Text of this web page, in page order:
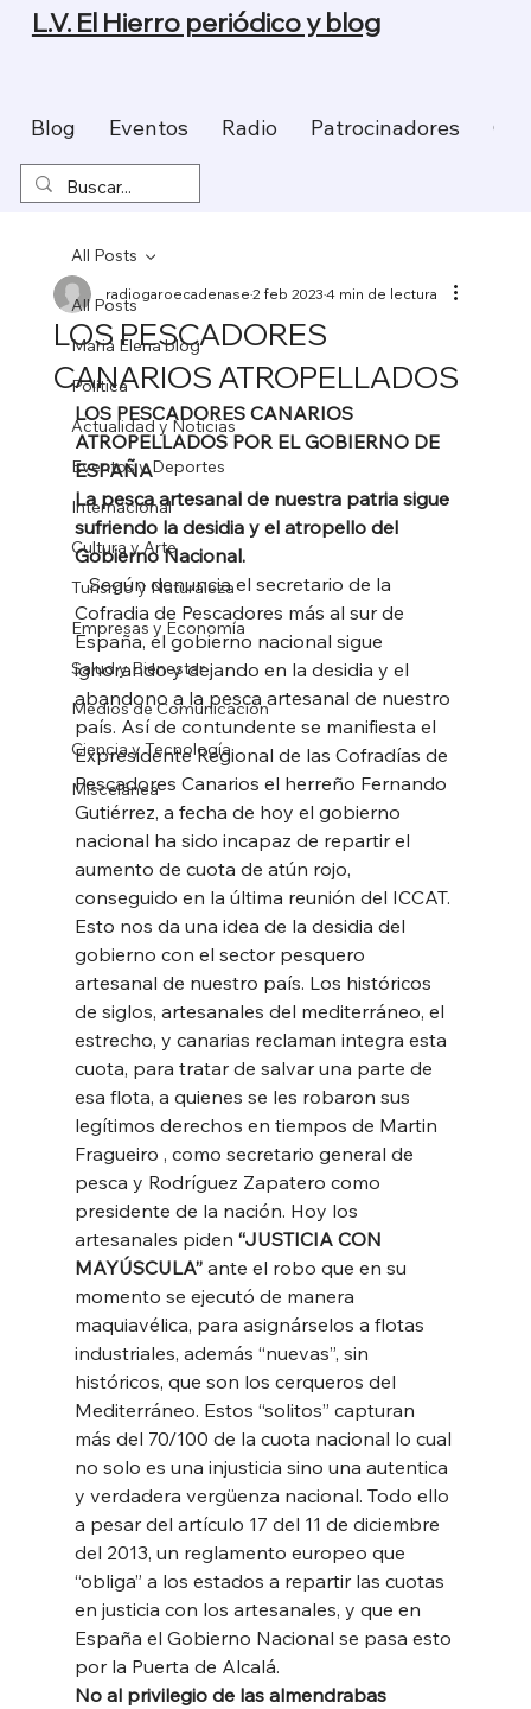
Blog Eventos Radio Patrocinadores
L.V. El Hierro periódico y blog
All Posts
Maria Elena blog
Política
Actualidad y Noticias
Eventos y Deportes
Internacional
Cultura y Arte
Turismo y Naturaleza
Empresas y Economía
Salud y Bienestar
Medios de Comunicación
Ciencia y Tecnología
Miscelánea
All Posts
LOS PESCADORES
CANARIOS ATROPELLADOS
radiogaroecadenase2 feb 20234 min de lectura
LOS PESCADORES CANARIOS
ATROPELLADOS POR EL GOBIERNO DE
ESPAÑA
La pesca artesanal de nuestra patria sigue
sufriendo la desidia y el atropello del
Gobierno Nacional.
   Según denuncia el secretario de la
Cofradia de Pescadores más al sur de
España, el gobierno nacional sigue
ignorando y dejando en la desidia y el
abandono a la pesca artesanal de nuestro
país. Así de contundente se manifiesta el
Expresidente Regional de las Cofradías de
Pescadores Canarios el herreño Fernando
Gutiérrez, a fecha de hoy el gobierno
nacional ha sido incapaz de repartir el
aumento de cuota de atún rojo,
conseguido en la última reunión del ICCAT.
Esto nos da una idea de la desidia del
gobierno con el sector pesquero
artesanal de nuestro país. Los históricos
de siglos, artesanales del mediterráneo, el
estrecho, y canarias reclaman integra esta
cuota, para tratar de salvar una parte de
esa flota, a quienes se les robaron sus
legítimos derechos en tiempos de Martin
Fragueiro , como secretario general de
pesca y Rodríguez Zapatero como
presidente de la nación. Hoy los
artesanales piden “JUSTICIA CON
MAYÚSCULA” ante el robo que en su
momento se ejecutó de manera
maquiavélica, para asignárselos a flotas
industriales, además “nuevas”, sin
históricos, que son los cerqueros del
Mediterráneo. Estos “solitos” capturan
más del 70/100 de la cuota nacional lo cual
no solo es una injusticia sino una autentica
y verdadera vergüenza nacional. Todo ello
a pesar del artículo 17 del 11 de diciembre
del 2013, un reglamento europeo que
“obliga” a los estados a repartir las cuotas
en justicia con los artesanales, y que en
España el Gobierno Nacional se pasa esto
por la Puerta de Alcalá.
No al privilegio de las almendrabas